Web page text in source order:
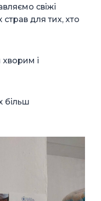
свіжі
для тих, хто
і
більш